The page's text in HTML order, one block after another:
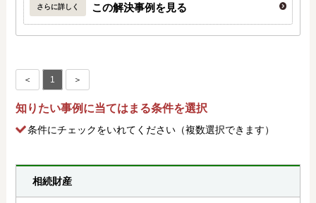
さらに詳しく この解決事例を見る
＜ 1 ＞
知りたい事例に当てはまる条件を選択
条件にチェックをいれてください（複数選択できます）
相続財産